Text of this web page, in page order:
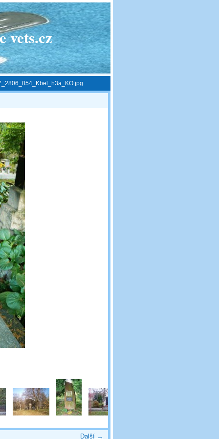
vets.cz
Další →